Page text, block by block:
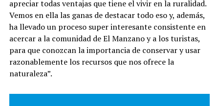
apreciar todas ventajas que tiene el vivir en la ruralidad.
Vemos en ella las ganas de destacar todo eso y, además,
ha llevado un proceso super interesante consistente en
acercar a la comunidad de El Manzano y a los turistas,
para que conozcan la importancia de conservar y usar
razonablemente los recursos que nos ofrece la
naturaleza”.